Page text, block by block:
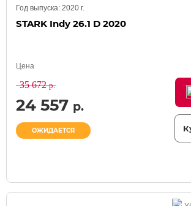
Год выпуска: 2020 г.
STARK Indy 26.1 D 2020
Цена
35 672р.
24 557 р.
ОЖИДАЕТСЯ